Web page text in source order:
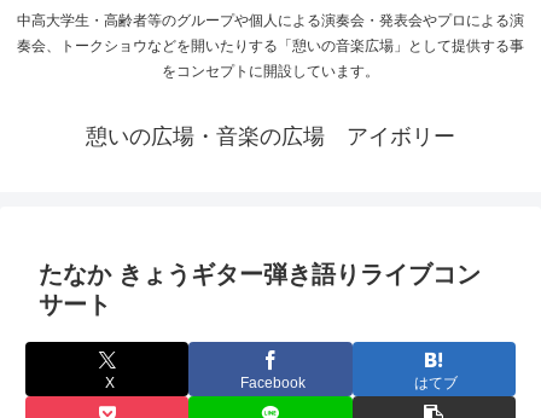
中高大学生・高齢者等のグループや個人による演奏会・発表会やプロによる演
奏会、トークショウなどを開いたりする「憩いの音楽広場」として提供する事
をコンセプトに開設しています。
憩いの広場・音楽の広場 アイボリー
たなか きょうギター弾き語りライブコン
サート
X Facebook はてブ